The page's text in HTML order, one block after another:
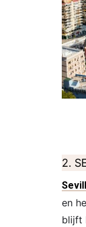
2.
en
blijft